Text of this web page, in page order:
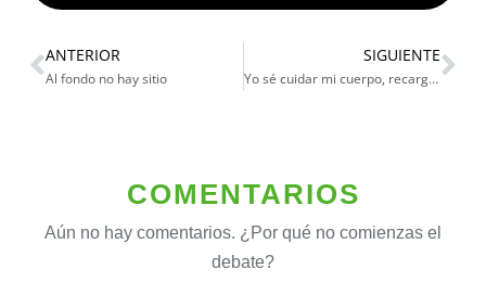
ANTERIOR
Al fondo no hay sitio
SIGUIENTE
Yo sé cuidar mi cuerpo, recargado
COMENTARIOS
Aún no hay comentarios. ¿Por qué no comienzas el
debate?